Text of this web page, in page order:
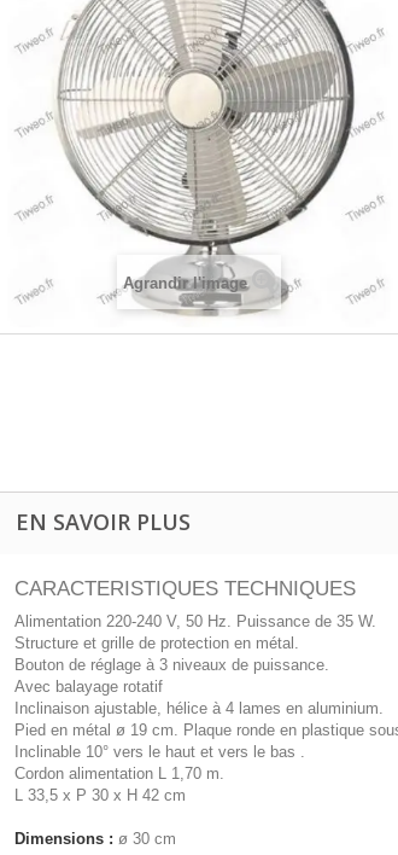
Agrandir l'image
EN SAVOIR PLUS
CARACTERISTIQUES TECHNIQUES
Alimentation 220-240 V, 50 Hz. Puissance de 35 W.
Structure et grille de protection en métal.
Bouton de réglage à 3 niveaux de puissance.
Avec balayage rotatif
Inclinaison ajustable, hélice à 4 lames en aluminium.
Pied en métal ø 19 cm. Plaque ronde en plastique
Inclinable 10° vers le haut et vers le bas .
Cordon alimentation L 1,70 m.
L 33,5 x P 30 x H 42 cm
Dimensions : ø 30 cm